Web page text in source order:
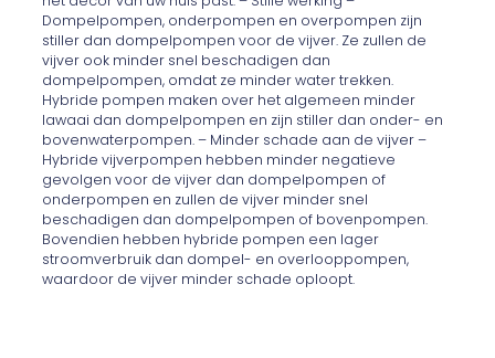
Dompelpompen, onderpompen en overpompen zijn
stiller dan dompelpompen voor de vijver. Ze zullen de
vijver ook minder snel beschadigen dan
dompelpompen, omdat ze minder water trekken.
Hybride pompen maken over het algemeen minder
lawaai dan dompelpompen en zijn stiller dan onder- en
bovenwaterpompen. – Minder schade aan de vijver –
Hybride vijverpompen hebben minder negatieve
gevolgen voor de vijver dan dompelpompen of
onderpompen en zullen de vijver minder snel
beschadigen dan dompelpompen of bovenpompen.
Bovendien hebben hybride pompen een lager
stroomverbruik dan dompel- en overlooppompen,
waardoor de vijver minder schade oploopt.